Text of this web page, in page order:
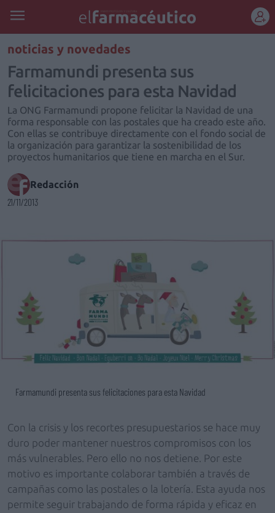
REGÍSTRATE
noticias y novedades
Farmamundi presenta sus
felicitaciones para esta Navidad
La ONG Farmamundi propone felicitar la Navidad de una
forma responsable con las postales que ha creado este año.
Con ellas se contribuye directamente con el fondo social de
la organización para garantizar la sostenibilidad de los
proyectos humanitarios que tiene en marcha en el Sur.
Redacción
21/11/2013
Farmamundi presenta sus felicitaciones para esta Navidad
Con la crisis y los recortes presupuestarios se hace muy
duro poder mantener nuestros compromisos con los
más vulnerables. Pero ello no nos detiene. Por este
motivo es importante colaborar también a través de
campañas como las postales o la lotería. Esta ayuda nos
permite seguir trabajando de forma rápida y eficaz en